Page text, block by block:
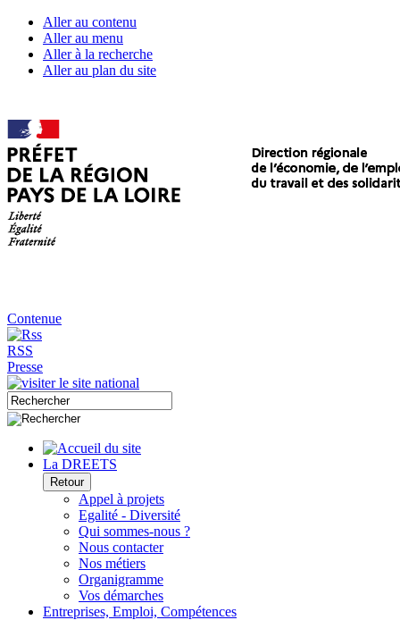
Aller au contenu
Aller au menu
Aller à la recherche
Aller au plan du site
Contenue
RSS
Presse
La DREETS
Retour
Appel à projets
Egalité - Diversité
Qui sommes-nous ?
Nous contacter
Nos métiers
Organigramme
Vos démarches
Entreprises, Emploi, Compétences